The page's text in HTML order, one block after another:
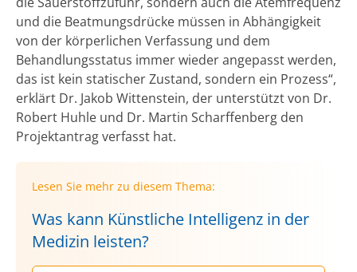
und die Beatmungsdrücke müssen in Abhängigkeit
von der körperlichen Verfassung und dem
Behandlungsstatus immer wieder angepasst werden,
das ist kein statischer Zustand, sondern ein Prozess“,
erklärt Dr. Jakob Wittenstein, der unterstützt von Dr.
Robert Huhle und Dr. Martin Scharffenberg den
Projektantrag verfasst hat.
Lesen Sie mehr zu diesem Thema:
Was kann Künstliche Intelligenz in der
Medizin leisten?